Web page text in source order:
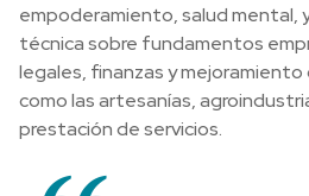
empoderamiento, salud mental,
técnica sobre fundamentos
legales, finanzas y
como las artesanías,
prestación de servicios.